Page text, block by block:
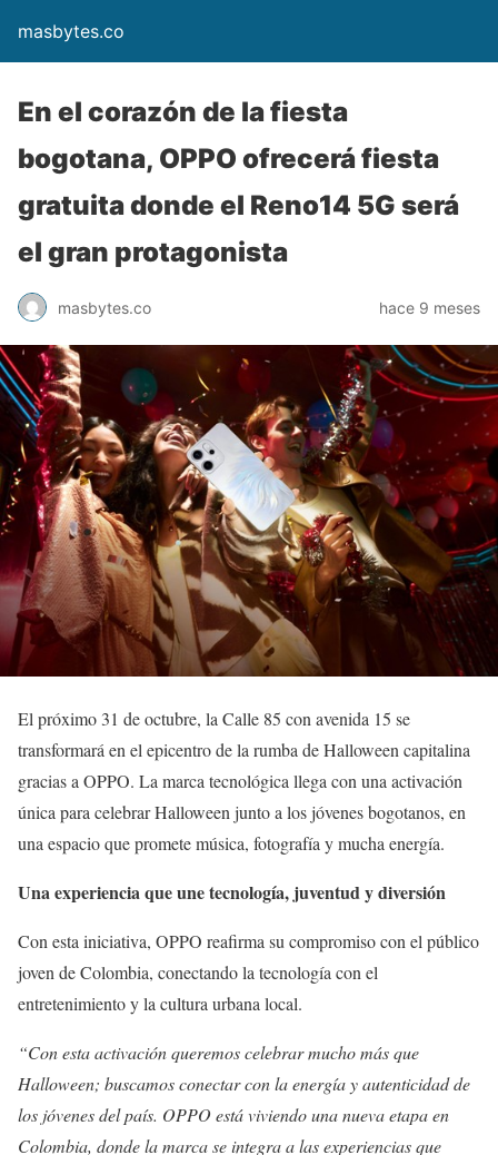
masbytes.co
En el corazón de la fiesta
bogotana, OPPO ofrecerá fiesta
gratuita donde el Reno14 5G será
el gran protagonista
masbytes.co hace 9 meses
El próximo 31 de octubre, la Calle 85 con avenida 15 se
transformará en el epicentro de la rumba de Halloween capitalina
gracias a OPPO. La marca tecnológica llega con una activación
única para celebrar Halloween junto a los jóvenes bogotanos, en
una espacio que promete música, fotografía y mucha energía.
Una experiencia que une tecnología, juventud y diversión
Con esta iniciativa, OPPO reafirma su compromiso con el público
joven de Colombia, conectando la tecnología con el
entretenimiento y la cultura urbana local.
“Con esta activación queremos celebrar mucho más que
Halloween; buscamos conectar con la energía y autenticidad de
los jóvenes del país. OPPO está viviendo una nueva etapa en
Colombia, donde la marca se integra a las experiencias que